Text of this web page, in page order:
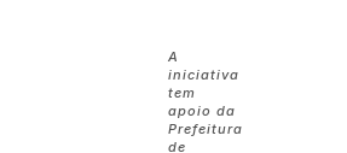
A
iniciativa
tem
apoio da
Prefeitura
de